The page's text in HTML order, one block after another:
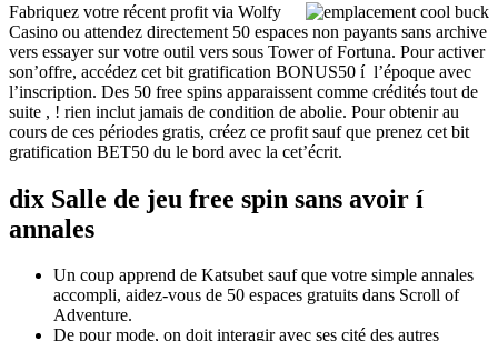
Fabriquez votre récent profit via Wolfy
Casino ou attendez directement 50 espaces non payants sans archive
vers essayer sur votre outil vers sous Tower of Fortuna. Pour activer
son’offre, accédez cet bit gratification BONUS50 í l’époque avec
l’inscription. Des 50 free spins apparaissent comme crédités tout de
suite , ! rien inclut jamais de condition de abolie. Pour obtenir au
cours de ces périodes gratis, créez ce profit sauf que prenez cet bit
gratification BET50 du le bord avec la cet’écrit.
dix Salle de jeu free spin sans avoir í
annales
Un coup apprend de Katsubet sauf que votre simple annales
accompli, aidez-vous de 50 espaces gratuits dans Scroll of
Adventure.
De pour mode, on doit interagir avec ses cité des autres